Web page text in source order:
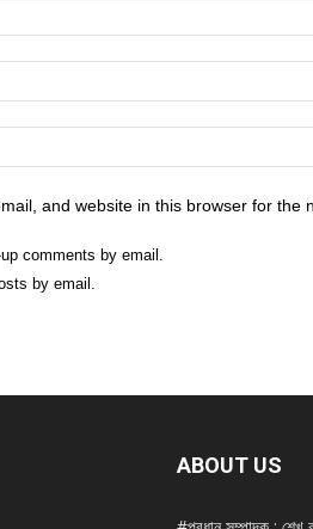
and website in this browser for the
comments by email.
by email.
ABOUT US